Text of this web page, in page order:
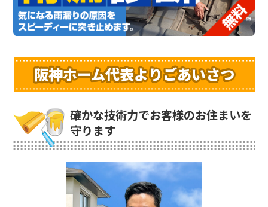
阪神ホーム代表よりごあいさつ
確かな技術力でお客様のお住まいを
守ります